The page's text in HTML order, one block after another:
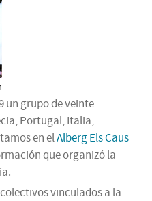
un grupo de veinte
Portugal, Italia,
en elAlberg Els Caus
que organizó la
vinculados a la